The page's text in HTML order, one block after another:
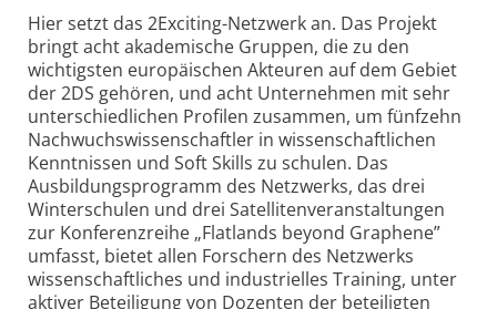
Hier setzt das 2Exciting-Netzwerk an. Das Projekt
bringt acht akademische Gruppen, die zu den
wichtigsten europäischen Akteuren auf dem Gebiet
der 2DS gehören, und acht Unternehmen mit sehr
unterschiedlichen Profilen zusammen, um fünfzehn
Nachwuchs­wissenschaftler in wissenschaftlichen
Kenntnissen und Soft Skills zu schulen. Das
Ausbildungs­programm des Netzwerks, das drei
Winterschulen und drei Satellitenveranstaltungen
zur Konferenz­reihe „Flatlands beyond Graphene”
umfasst, bietet allen Forschern des Netzwerks
wissenschaftliches und industrielles Training, unter
aktiver Beteiligung von Dozenten der beteiligten